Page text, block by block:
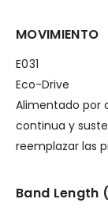
MOVIMIENTO
E031
Eco-Drive
Alimentado por
continua y
reemplazar las
Band Length